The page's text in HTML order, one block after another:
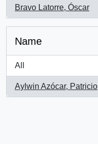
Bravo Latorre, Óscar
, 1 results
Name
All
Aylwin Azócar, Patricio
, 1 results